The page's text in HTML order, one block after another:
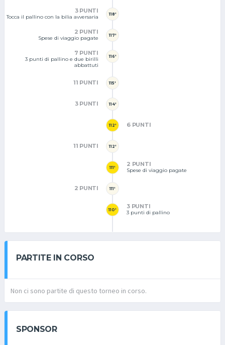
118'
3 PUNTI
Tocca il pallino con la bilia avversaria
117'
2 PUNTI
Spese di viaggio pagate
116'
7 PUNTI
3 punti di pallino e due birilli
abbattuti
115'
11 PUNTI
114'
3 PUNTI
112' 6 PUNTI
112'
11 PUNTI
111' 2 PUNTI
Spese di viaggio pagate
111'
2 PUNTI
110' 3 PUNTI
3 punti di pallino
PARTITE IN CORSO
Non ci sono partite di questo torneo in corso.
SPONSOR